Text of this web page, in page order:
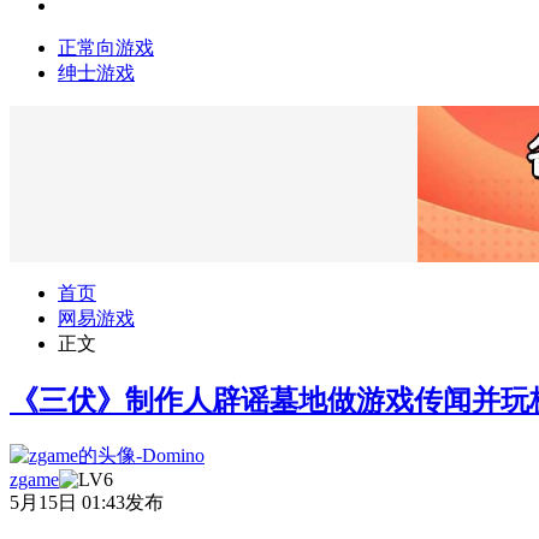
正常向游戏
绅士游戏
首页
网易游戏
正文
《三伏》制作人辟谣墓地做游戏传闻并玩
zgame
5月15日 01:43发布